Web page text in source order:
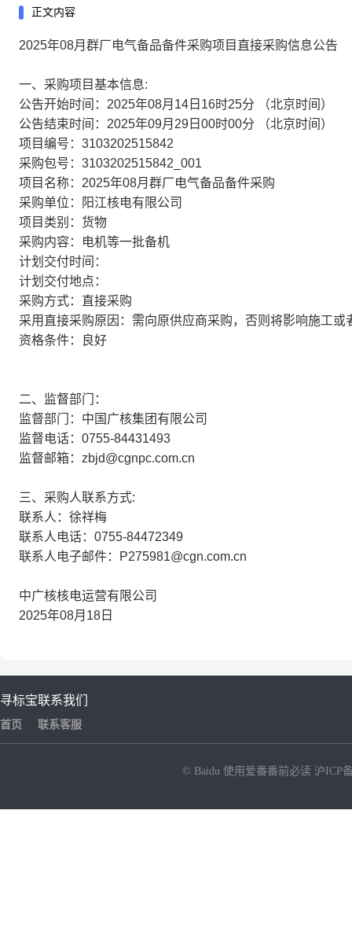
正文内容
2025年08月群厂电气备品备件采购项目直接采购信息公告
一、采购项目基本信息:
公告开始时间：2025年08月14日16时25分 （北京时间）
公告结束时间：2025年09月29日00时00分 （北京时间）
项目编号：3103202515842
采购包号：3103202515842_001
项目名称：2025年08月群厂电气备品备件采购
采购单位：阳江核电有限公司
项目类别：货物
采购内容：电机等一批备机
计划交付时间：
计划交付地点：
采购方式：直接采购
采用直接采购原因：需向原供应商采购，否则将影响施工或
资格条件：良好
二、监督部门：
监督部门：中国广核集团有限公司
监督电话：0755-84431493
监督邮箱：zbjd@cgnpc.com.cn
三、采购人联系方式:
联系人：徐祥梅
联系人电话：0755-84472349
联系人电子邮件：P275981@cgn.com.cn
中广核核电运营有限公司
2025年08月18日
寻标宝
首页
联系我们
联系客服
© Baidu 使用爱番番前必读 沪ICP